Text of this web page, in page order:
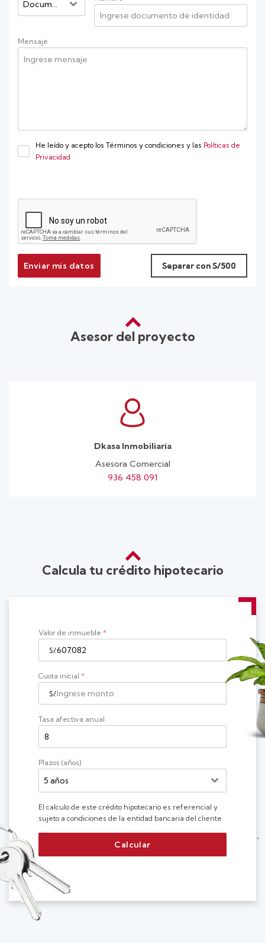
Documento
Mensaje
He leído y acepto los Términos y condiciones y las Políticas de
Privacidad
Separar con S/500
Separar con S/500
Separar con S/500
Enviar mis datos
Asesor del proyecto
Dkasa Inmobiliaria
Asesora Comercial
936 458 091
Calcula tu crédito hipotecario
Valor de inmueble *
Cuota inicial *
Tasa afectiva anual
Plazos (años)
5 años
El calculo de este crédito hipotecario es referencial y
sujeto a condiciones de la entidad bancaria del cliente
Calcular